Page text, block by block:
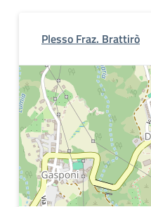
Plesso Fraz. Brattirò